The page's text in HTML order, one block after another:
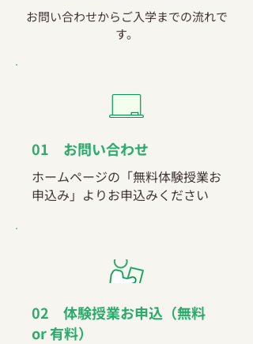
お問い合わせからご入学までの流れで
す。
01 お問い合わせ
ホームページの「無料体験授業お
申込み」よりお申込みください
02 体験授業お申込（無料
or 有料）